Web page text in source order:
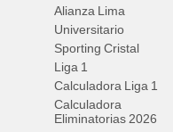
Alianza Lima
Universitario
Sporting Cristal
Liga 1
Calculadora Liga 1
Calculadora
Eliminatorias 2026